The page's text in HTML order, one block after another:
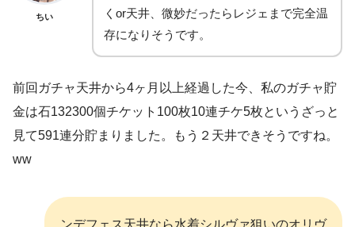
ちい
くor天井、微妙だったらレジェまで完全温
存になりそうです。
前回ガチャ天井から4ヶ月以上経過した今、私のガチャ貯
金は石132300個チケット100枚10連チケ5枚というざっと
見て591連分貯まりました。もう２天井できそうですね。
ww